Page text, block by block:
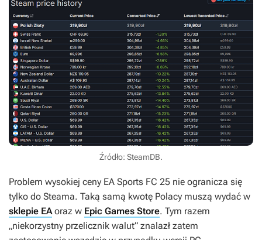
Źródło: SteamDB.
Problem wysokiej ceny EA Sports FC 25 nie ogranicza się
tylko do Steama. Taką samą kwotę Polacy muszą wydać w
sklepie EAoraz w Epic Games Store. Tym razem
„niekorzystny przelicznik walut” znalazł zatem